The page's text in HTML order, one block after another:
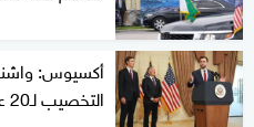
أكسيوس:
التخصيب لـ20 عام